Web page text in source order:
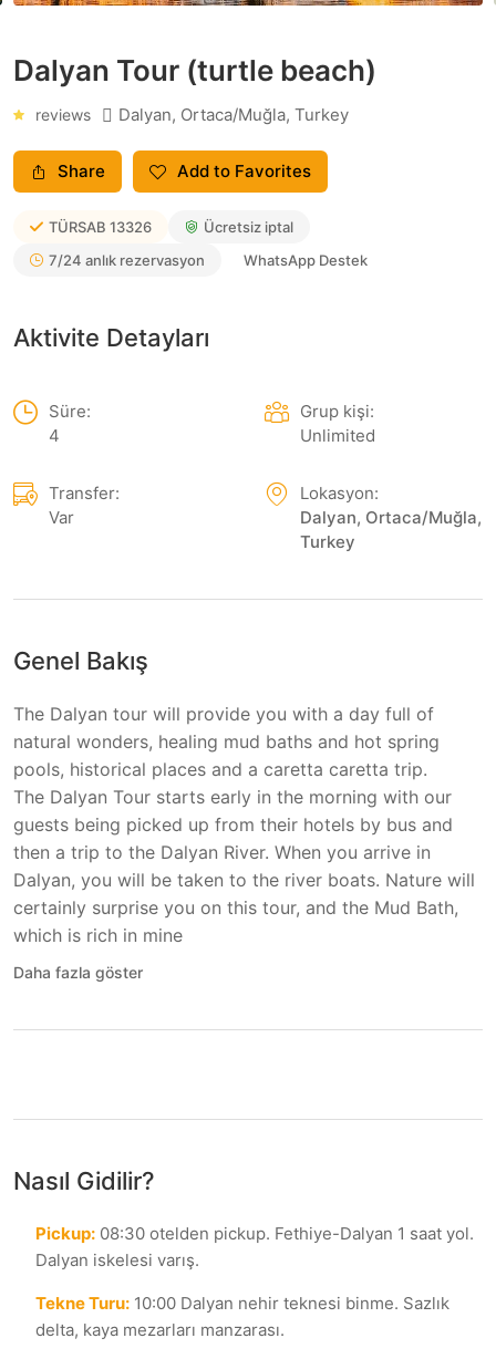
Dalyan Tour (turtle beach)
reviews Dalyan, Ortaca/Muğla, Turkey
Share Add to Favorites
TÜRSAB 13326
Ücretsiz iptal
7/24 anlık rezervasyon
WhatsApp Destek
Aktivite Detayları
Süre:
4
Grup kişi:
Unlimited
Transfer:
Var
Lokasyon:
Dalyan, Ortaca/Muğla,
Turkey
Genel Bakış
The Dalyan tour will provide you with a day full of
natural wonders, healing mud baths and hot spring
pools, historical places and a caretta caretta trip.
The Dalyan Tour starts early in the morning with our
guests being picked up from their hotels by bus and
then a trip to the Dalyan River. When you arrive in
Dalyan, you will be taken to the river boats. Nature will
certainly surprise you on this tour, and the Mud Bath,
which is rich in mine
Daha fazla göster
Nasıl Gidilir?
Pickup: 08:30 otelden pickup. Fethiye-Dalyan 1 saat yol.
Dalyan iskelesi varış.
Tekne Turu: 10:00 Dalyan nehir teknesi binme. Sazlık
delta, kaya mezarları manzarası.